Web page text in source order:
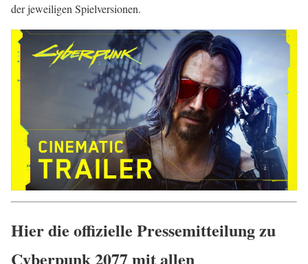
der jeweiligen Spielversionen.
Hier die offizielle Pressemitteilung zu
Cyberpunk 2077 mit allen